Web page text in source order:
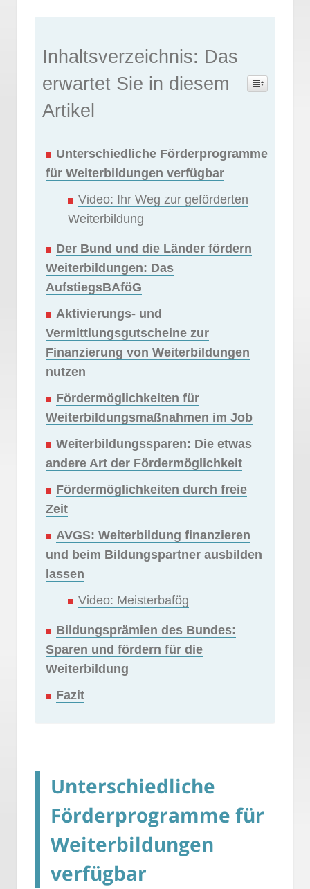
Inhaltsverzeichnis: Das
erwartet Sie in diesem
Artikel
Unterschiedliche Förderprogramme
für Weiterbildungen verfügbar
Video: Ihr Weg zur geförderten
Weiterbildung
Der Bund und die Länder fördern
Weiterbildungen: Das
AufstiegsBAföG
Aktivierungs- und
Vermittlungsgutscheine zur
Finanzierung von Weiterbildungen
nutzen
Fördermöglichkeiten für
Weiterbildungsmaßnahmen im Job
Weiterbildungssparen: Die etwas
andere Art der Fördermöglichkeit
Fördermöglichkeiten durch freie
Zeit
AVGS: Weiterbildung finanzieren
und beim Bildungspartner ausbilden
lassen
Video: Meisterbafög
Bildungsprämien des Bundes:
Sparen und fördern für die
Weiterbildung
Fazit
Unterschiedliche
Förderprogramme für
Weiterbildungen
verfügbar